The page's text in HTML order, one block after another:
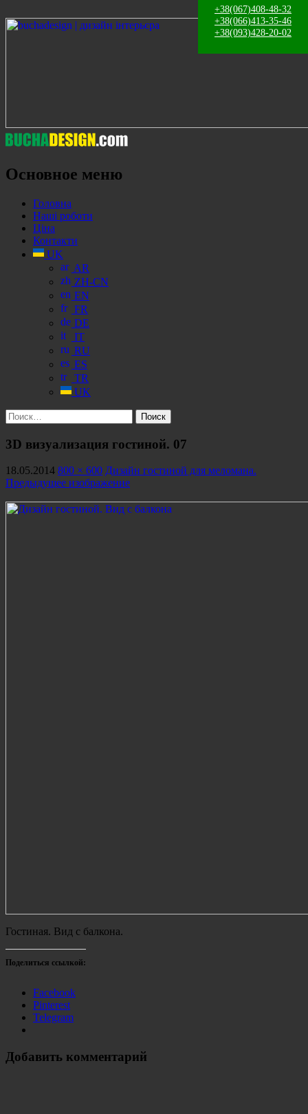
+38(067)408-48-32
+38(066)413-35-46
+38(093)428-20-02
Основное меню
Перейти
содержанию
Головна
Наші роботи
Ціна
Контакти
UK
AR
ZH-CN
EN
FR
DE
IT
RU
ES
TR
UK
Найти:
3D визуализация гостиной. 07
18.05.2014 800 × 600 Дизайн гостиной для меломана.
Предыдущее изображение
Гостиная. Вид с балкона.
Поделиться ссылкой:
Facebook
Pinterest
Telegram
Добавить комментарий